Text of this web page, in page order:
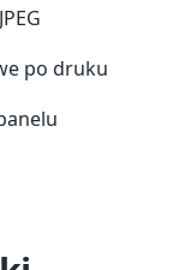
po druku